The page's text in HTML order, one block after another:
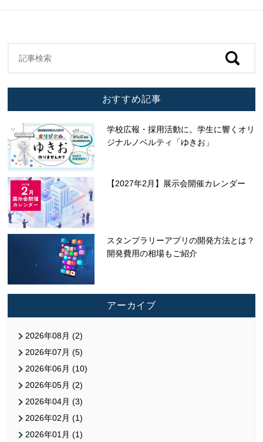
おすすめ記事
学校広報・採用活動に。学生に響くオリ
ジナルノベルティ「ゆきお」
【2027年2月】展示会開催カレンダー
スタンプラリーアプリの開発方法とは？
開発費用の相場もご紹介
アーカイブ
2026年08月 (2)
2026年07月 (5)
2026年06月 (10)
2026年05月 (2)
2026年04月 (3)
2026年02月 (1)
2026年01月 (1)